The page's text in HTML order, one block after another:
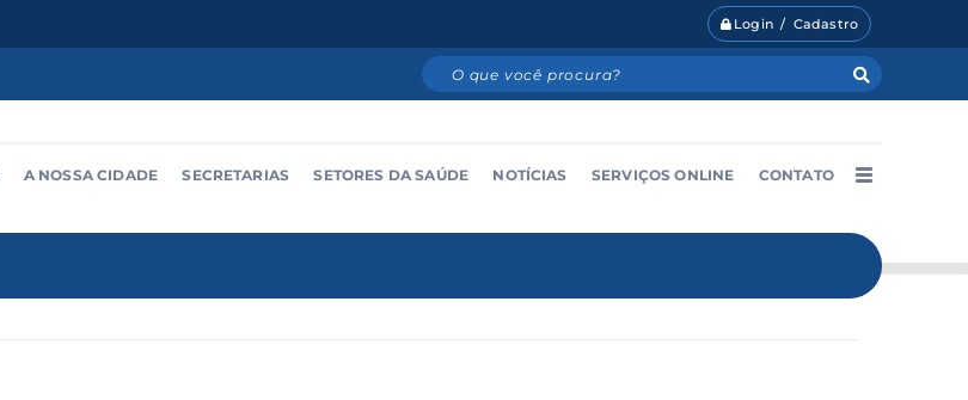
Login / Cadastro
A NOSSA CIDADE SECRETARIAS SETORES DA SAÚDE NOTÍCIAS SERVIÇOS ONLINE CONTATO